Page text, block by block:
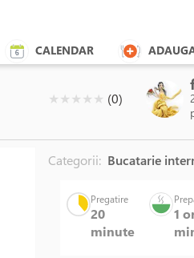
CALENDAR
( )
★( )
★( )
★( )
★( )
★ (0)
Categorii: Bucatarie
Pregatire
20
minute
1